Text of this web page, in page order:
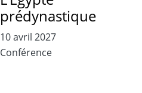
prédynastique
10 avril 2027
Conférence